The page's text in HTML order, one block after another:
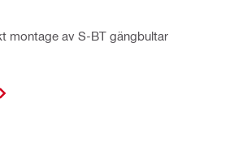
montage av S-BT gängbultar